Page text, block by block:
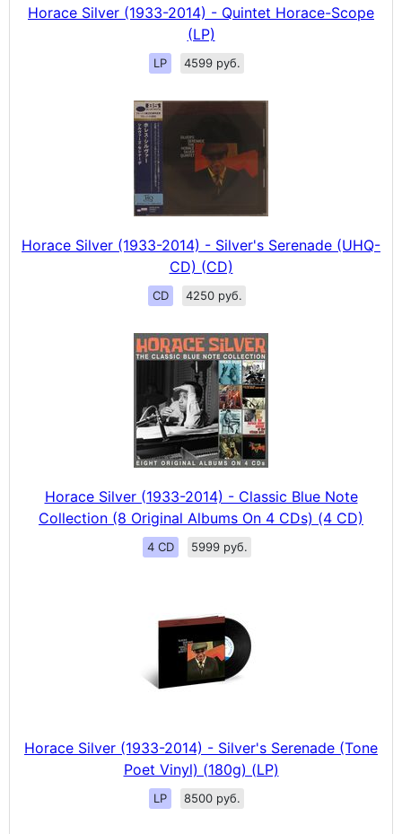
Horace Silver (1933-2014) - Quintet Horace-Scope
(LP)
LP 4599 руб.
Horace Silver (1933-2014) - Silver's Serenade (UHQ-
CD) (CD)
CD 4250 руб.
Horace Silver (1933-2014) - Classic Blue Note
Collection (8 Original Albums On 4 CDs) (4 CD)
4 CD 5999 руб.
Horace Silver (1933-2014) - Silver's Serenade (Tone
Poet Vinyl) (180g) (LP)
LP 8500 руб.